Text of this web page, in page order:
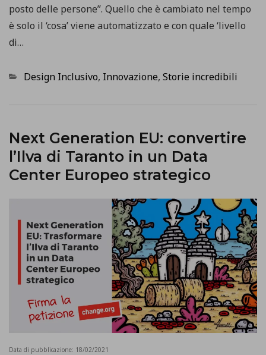
posto delle persone”. Quello che è cambiato nel tempo
è solo il ‘cosa’ viene automatizzato e con quale ‘livello
di…
Categorie
Design Inclusivo, Innovazione, Storie incredibili
Next Generation EU: convertire
l’Ilva di Taranto in un Data
Center Europeo strategico
Data di pubblicazione: 18/02/2021